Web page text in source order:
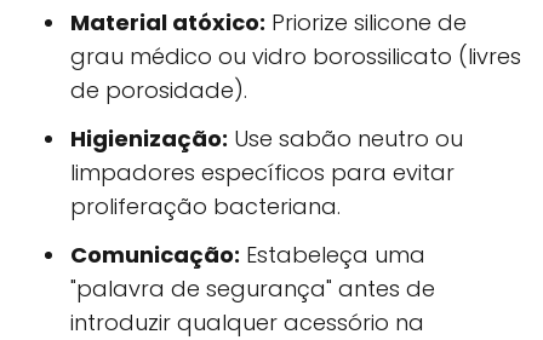
Material atóxico: Priorize silicone de
grau médico ou vidro borossilicato (livres
de porosidade).
Higienização: Use sabão neutro ou
limpadores específicos para evitar
proliferação bacteriana.
Comunicação: Estabeleça uma
"palavra de segurança" antes de
introduzir qualquer acessório na